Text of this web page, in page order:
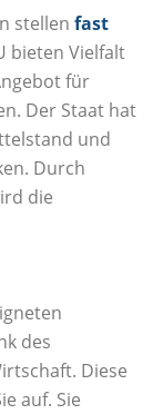
stellen fast
bieten Vielfalt
für
Der Staat hat
und
Durch
die
des
Diese
auf. Sie